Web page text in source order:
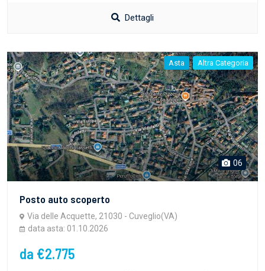
Dettagli
Asta Altra Categoria
06
Posto auto scoperto
Via delle Acquette, 21030 - Cuveglio(VA)
data asta: 01.10.2026
da €2.775